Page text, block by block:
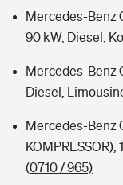
Mercedes-Benz
90 kW, Diesel,
Mercedes-Benz
Diesel,
Mercedes-Benz
(0710 / 965)